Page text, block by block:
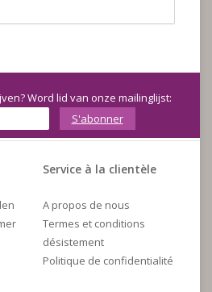
Word lid van onze mailinglijst:
S'abonner
Service à la clientèle
A propos de nous
Termes et conditions
désistement
Politique de confidentialité